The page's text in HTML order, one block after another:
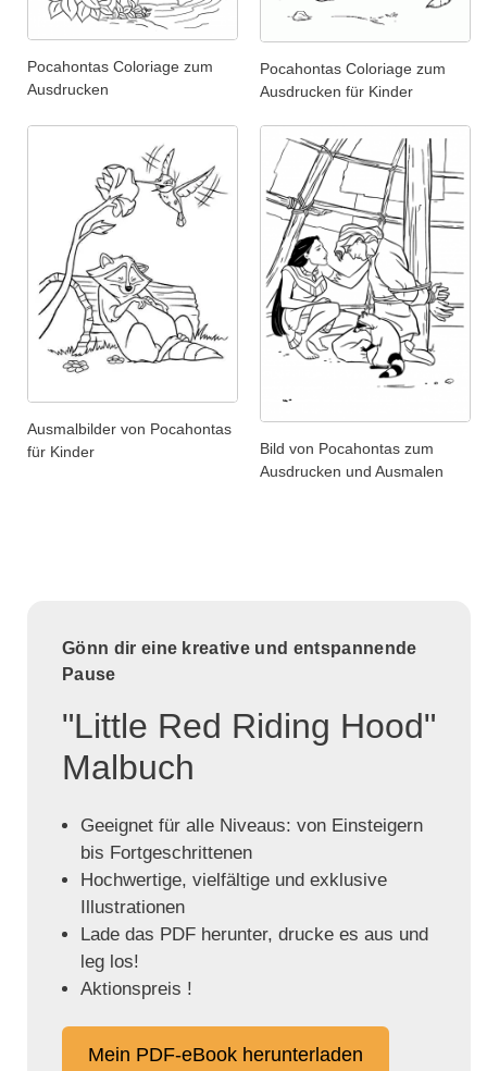
Pocahontas Coloriage zum
Ausdrucken
Pocahontas Coloriage zum
Ausdrucken für Kinder
Ausmalbilder von Pocahontas
für Kinder
Bild von Pocahontas zum
Ausdrucken und Ausmalen
Gönn dir eine kreative und entspannende
Pause
"Little Red Riding Hood"
Malbuch
Geeignet für alle Niveaus: von Einsteigern
bis Fortgeschrittenen
Hochwertige, vielfältige und exklusive
Illustrationen
Lade das PDF herunter, drucke es aus und
leg los!
Aktionspreis !
Mein PDF-eBook herunterladen